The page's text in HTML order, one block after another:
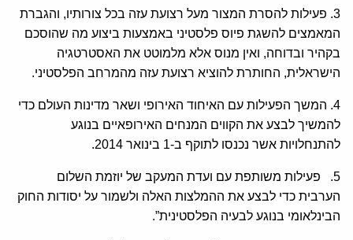
3. פעילות להסרת המצור מעל רצועת עזה בכל צורותיו, והגברת
המאמצים להשגת פיוס פלסטיני באמצעות ביצוע מה שהוסכם
בקהיר ובדוחה, ואין מנוס אלא מלמוטט את האסטרטגיה
הישראלית, החותרת להוציא רצועת עזה מהמרחב הפלסטיני.
4. המשך הפעילות עם האיחוד האירופי ושאר מדינות העולם כדי
להמשיך לבצע את הקווים המנחים האירופאיים בנוגע
להתנחלויות אשר נכנסו לתוקף ב-1 בינואר 2014.
5. פעילות משותפת עם ועדת המעקב של יוזמת השלום
הערבית כדי לבצע את ההמלצות האלה ולשמור על יסודות החוק
הבינלאומי בנוגע לבעיה הפלסטינית”.